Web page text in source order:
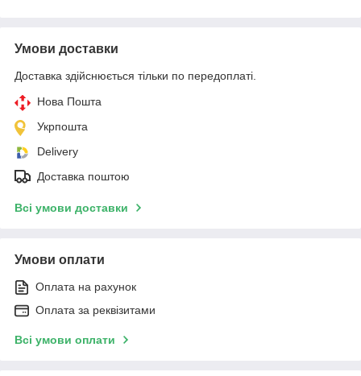
Умови доставки
Доставка здійснюється тільки по передоплаті.
Нова Пошта
Укрпошта
Delivery
Доставка поштою
Всі умови доставки
Умови оплати
Оплата на рахунок
Оплата за реквізитами
Всі умови оплати